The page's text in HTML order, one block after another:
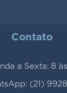
Contato
a Sexta: 8
(21)